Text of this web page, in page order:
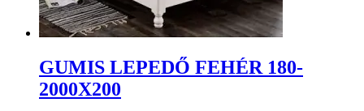
GUMIS LEPEDŐ FEHÉR 180-
2000X200